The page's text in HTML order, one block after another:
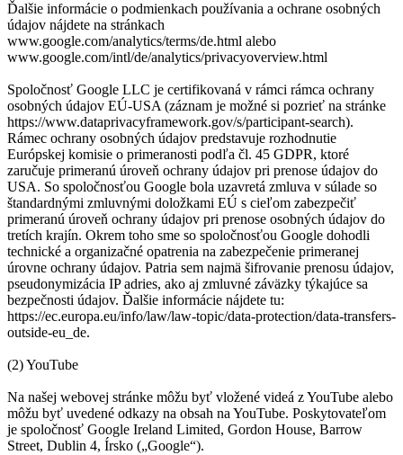
Ďalšie informácie o podmienkach používania a ochrane osobných
údajov nájdete na stránkach
www.google.com/analytics/terms/de.html alebo
www.google.com/intl/de/analytics/privacyoverview.html
Spoločnosť Google LLC je certifikovaná v rámci rámca ochrany
osobných údajov EÚ-USA (záznam je možné si pozrieť na stránke
https://www.dataprivacyframework.gov/s/participant-search).
Rámec ochrany osobných údajov predstavuje rozhodnutie
Európskej komisie o primeranosti podľa čl. 45 GDPR, ktoré
zaručuje primeranú úroveň ochrany údajov pri prenose údajov do
USA. So spoločnosťou Google bola uzavretá zmluva v súlade so
štandardnými zmluvnými doložkami EÚ s cieľom zabezpečiť
primeranú úroveň ochrany údajov pri prenose osobných údajov do
tretích krajín. Okrem toho sme so spoločnosťou Google dohodli
technické a organizačné opatrenia na zabezpečenie primeranej
úrovne ochrany údajov. Patria sem najmä šifrovanie prenosu údajov,
pseudonymizácia IP adries, ako aj zmluvné záväzky týkajúce sa
bezpečnosti údajov. Ďalšie informácie nájdete tu:
https://ec.europa.eu/info/law/law-topic/data-protection/data-transfers-
outside-eu_de.
(2) YouTube
Na našej webovej stránke môžu byť vložené videá z YouTube alebo
môžu byť uvedené odkazy na obsah na YouTube. Poskytovateľom
je spoločnosť Google Ireland Limited, Gordon House, Barrow
Street, Dublin 4, Írsko („Google“).